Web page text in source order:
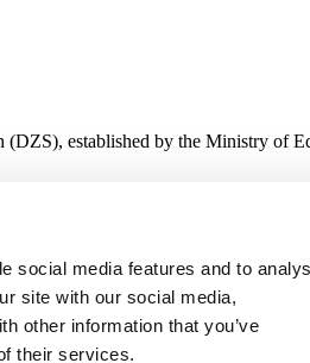
social media features and to
site with our social media,
other information that you’ve
their services.
established by the Ministry of